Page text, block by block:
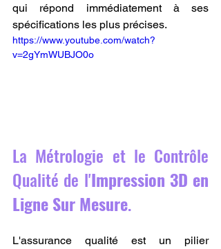
qui répond immédiatement à ses
spécifications les plus précises.
https://www.youtube.com/watch?
v=2gYmWUBJO0o
La Métrologie et le Contrôle
Qualité de l'Impression 3D en
Ligne Sur Mesure.
L'assurance qualité est un pilier